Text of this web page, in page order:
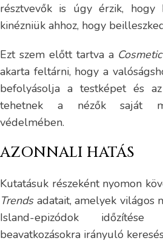
résztvevők is úgy érzik, hogy
kinézniük ahhoz, hogy
Ezt szem előtt tartva a
akarta feltárni, hogy a
befolyásolja a testképet és
tehetnek a nézők saját
védelmében.
AZONNALI HATÁS
Kutatásuk részeként nyomon
Trendsadatait, amelyek világos
Island-epizódok
beavatkozásokra irányuló